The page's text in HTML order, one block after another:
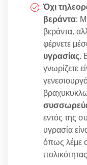
Όχι
βεράντα:
βεράντα,
φέρνετε
υγρασίας.
γνωρίζετε
εντός της
υγρασία
όπως λέμε